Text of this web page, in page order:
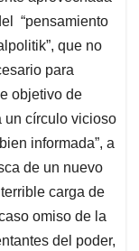
“pensamiento
que no
para
objetivo de
un círculo vicioso
informada”, a
de un nuevo
carga de
omiso de la
del poder,